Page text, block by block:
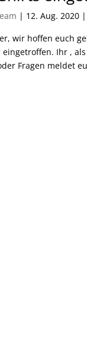
| 12. Aug. 2020
wir hoffen euch
Ihr ,
Fragen meldet